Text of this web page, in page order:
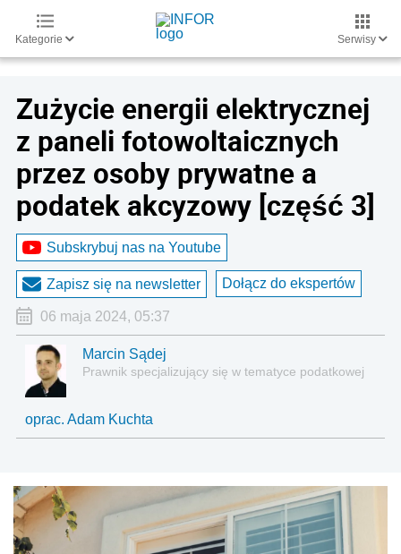
Kategorie Serwisy
Zużycie energii elektrycznej
z paneli fotowoltaicznych
przez osoby prywatne a
podatek akcyzowy [część 3]
Subskrybuj nas na Youtube
Zapisz się na newsletter Dołącz do ekspertów
06 maja 2024, 05:37
Marcin Sądej
Prawnik specjalizujący się w tematyce podatkowej
oprac. Adam Kuchta